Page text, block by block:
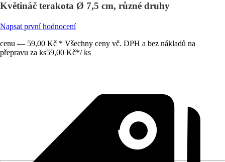
Květináč terakota Ø 7,5 cm, různé druhy
Napsat první hodnocení
cenu — 59,00 Kč * Všechny ceny vč. DPH a bez nákladů na
přepravu za ks59,00 Kč*/ ks